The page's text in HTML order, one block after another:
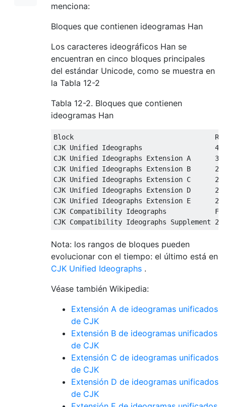
menciona:
Bloques que contienen ideogramas Han
Los caracteres ideográficos Han se
encuentran en cinco bloques principales
del estándar Unicode, como se muestra en
la Tabla 12-2
Tabla 12-2. Bloques que contienen
ideogramas Han
Block                                   Range
CJK Unified Ideographs                  4E00-
CJK Unified Ideographs Extension A
CJK Unified Ideographs Extension B
CJK Unified Ideographs Extension C
CJK Unified Ideographs Extension D
CJK Unified Ideographs Extension E
CJK Compatibility Ideographs
Nota: los rangos de bloques pueden
evolucionar con el tiempo: el último está en
CJK Unified Ideographs .
Véase también Wikipedia:
Extensión A de ideogramas unificados
de CJK
Extensión B de ideogramas unificados
de CJK
Extensión C de ideogramas unificados
de CJK
Extensión D de ideogramas unificados
de CJK